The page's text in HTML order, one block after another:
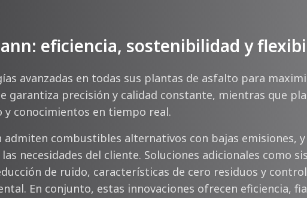
eficiencia, sostenibilidad y
avanzadas en todas sus plantas de asfalto para
garantiza precisión y calidad constante, mientras que
conocimientos en tiempo real.
admiten combustibles alternativos con bajas emisiones,
necesidades del cliente. Soluciones adicionales como
de ruido, características de cero residuos y
En conjunto, estas innovaciones ofrecen eficiencia,